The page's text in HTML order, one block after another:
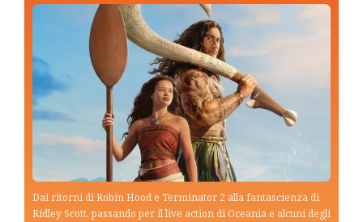
Dai ritorni di Robin Hood e Terminator 2 alla fantascienza di
Ridley Scott, passando per il live action di Oceania e alcuni degli